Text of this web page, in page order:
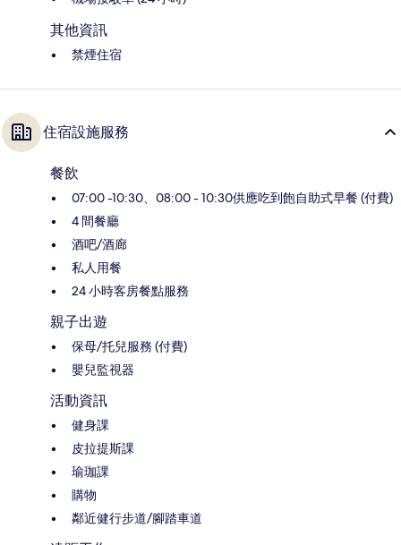
其他資訊
禁煙住宿
住宿設施服務
餐飲
07:00 -10:30、08:00 - 10:30供應吃到飽自助式早餐 (付費)
4 間餐廳
酒吧/酒廊
私人用餐
24 小時客房餐點服務
親子出遊
保母/托兒服務 (付費)
嬰兒監視器
活動資訊
健身課
皮拉提斯課
瑜珈課
購物
鄰近健行步道/腳踏車道